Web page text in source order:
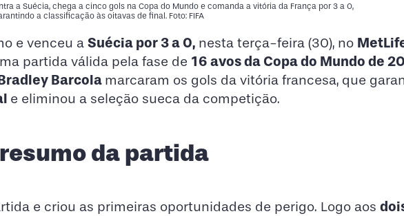
a Suécia, chega a cinco gols na Copa do Mundo e comanda a vitória da França por 3 a 0,
a classificação às oitavas de final. Foto: FIFA
e venceu a Suécia por 3 a 0, nesta terça-feira (30), no
partida válida pela fase de 16 avos da Copa do Mundo de
Barcola marcaram os gols da vitória francesa, que
e eliminou a seleção sueca da competição.
da partida
e criou as primeiras oportunidades de perigo. Logo aos